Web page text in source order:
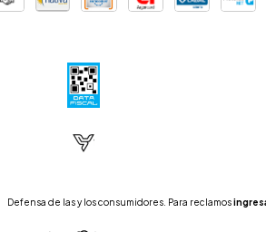
Defensa de las y los consumidores. Para reclamos